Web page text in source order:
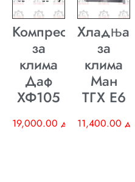
Компресор
за
клима
Даф
ХФ105
19,000.00 ден
Хладњак
за
клима
Ман
ТГХ E6
11,400.00 ден